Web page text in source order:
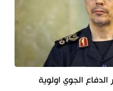
الجوي اولوية